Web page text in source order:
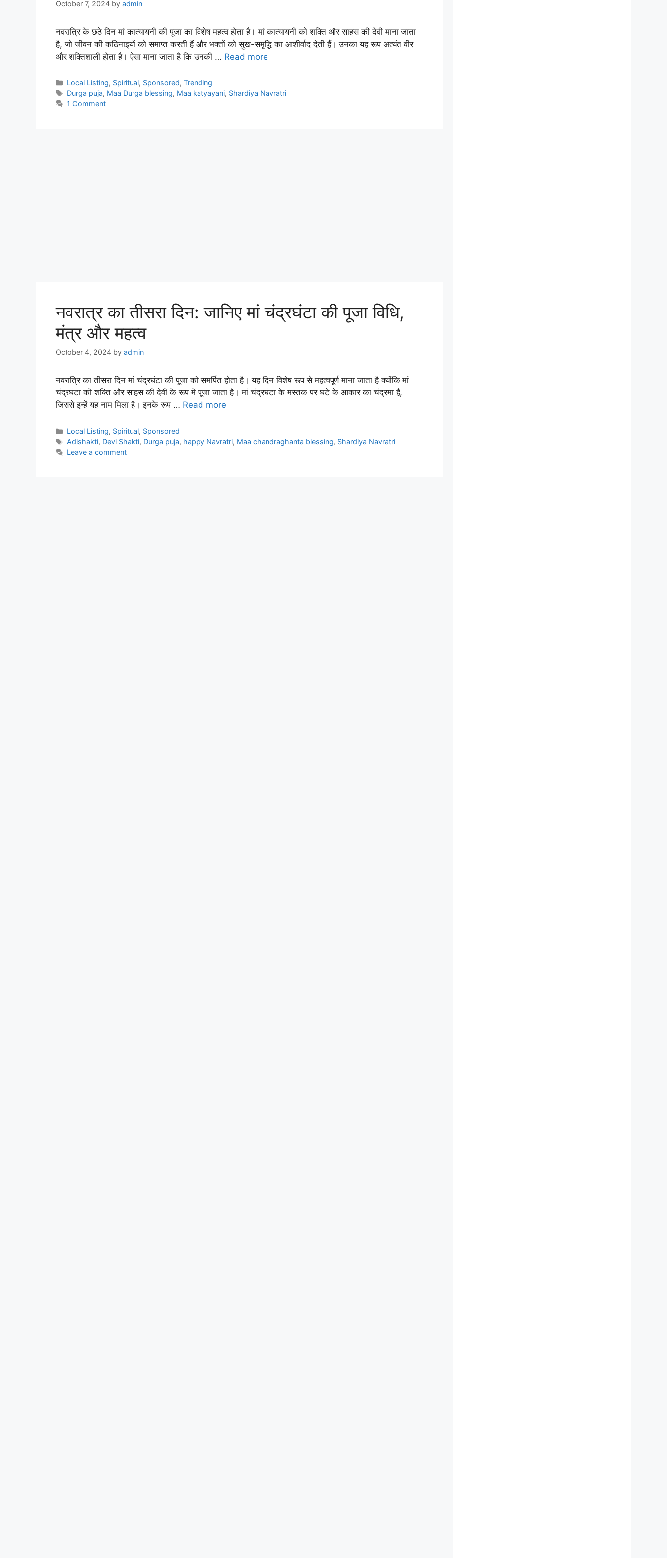
October 7, 2024 by admin
नवरात्रि के छठे दिन मां कात्यायनी की पूजा का विशेष महत्व होता है। मां कात्यायनी को शक्ति और साहस की देवी माना जाता
है, जो जीवन की कठिनाइयों को समाप्त करती हैं और भक्तों को सुख-समृद्धि का आशीर्वाद देती हैं। उनका यह रूप अत्यंत वीर
और शक्तिशाली होता है। ऐसा माना जाता है कि उनकी … Read more
Categories
Local Listing, Spiritual, Sponsored,Trending
Tags
Durga puja, Maa Durga blessing, Maa katyayani, Shardiya Navratri
1 Comment
नवरात्र का तीसरा दिन: जानिए मां चंद्रघंटा की पूजा विधि,
मंत्र और महत्व
October 4, 2024 by admin
नवरात्रि का तीसरा दिन मां चंद्रघंटा की पूजा को समर्पित होता है। यह दिन विशेष रूप से महत्वपूर्ण माना जाता है क्योंकि मां
चंद्रघंटा को शक्ति और साहस की देवी के रूप में पूजा जाता है। मां चंद्रघंटा के मस्तक पर घंटे के आकार का चंद्रमा है,
जिससे इन्हें यह नाम मिला है। इनके रूप … Read more
Categories
Local Listing, Spiritual, Sponsored
Tags
Adishakti, Devi Shakti, Durga puja, happy Navratri, Maa chandraghanta blessing, Shardiya Navratri
Leave a comment